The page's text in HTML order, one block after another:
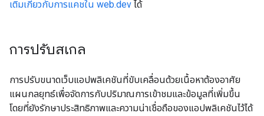
เติมเกี่ยวกับการแคชใน web.dev ได้
การปรับสเกล
การปรับขนาดเว็บแอปพลิเคชันที่ขับเคลื่อนด้วยเนื้อหาต้องอาศัย
แผนกลยุทธ์เพื่อจัดการกับปริมาณการเข้าชมและข้อมูลที่เพิ่มขึ้น
โดยที่ยังรักษาประสิทธิภาพและความน่าเชื่อถือของแอปพลิเคชันไว้ได้